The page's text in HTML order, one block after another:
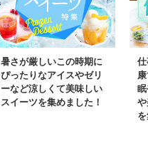
暑さが厳しいこの時期に
ぴったりなアイスやゼリ
ーなど涼しくて美味しい
スイーツを集めました！